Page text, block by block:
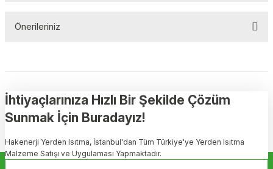
Önerileriniz
Görüş ve önerileriniz için teşekkür ederiz.
Ürün resmi kalitesiz, bozuk veya görüntülenemiyor.
Ürün açıklamasında eksik bilgiler bulunuyor.
Ürün bilgilerinde hatalar bulunuyor.
İhtiyaçlarınıza Hızlı Bir Şekilde Çözüm
Sunmak İçin Buradayız!
Hakenerji Yerden Isıtma, İstanbul'dan Tüm Türkiye'ye Yerden Isıtma
Malzeme Satışı ve Uygulaması Yapmaktadır.